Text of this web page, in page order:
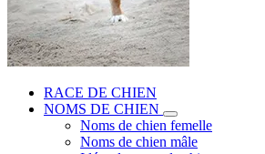
RACE DE CHIEN
NOMS DE CHIEN
Noms de chien femelle
Noms de chien mâle